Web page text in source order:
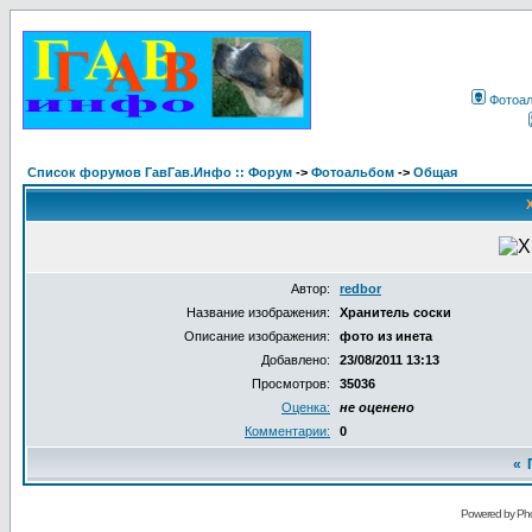
Список форумов ГавГав.Инфо :: Форум -> Фотоальбом -> Общая
Автор:
redbor
Название изображения:
Хранитель соски
Описание изображения:
фото из инета
Добавлено:
23/08/2011 13:13
Просмотров:
35036
Оценка:
не оценено
Комментарии:
0
«
Powered by